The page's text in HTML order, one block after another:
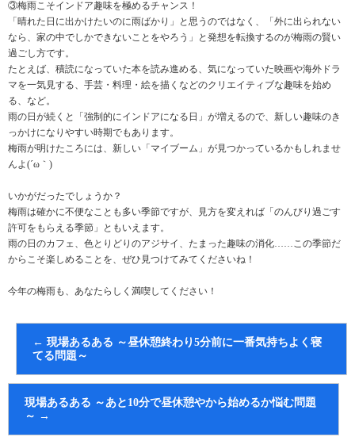
③梅雨こそインドア趣味を極めるチャンス！
「晴れた日に出かけたいのに雨ばかり」と思うのではなく、「外に出られない
なら、家の中でしかできないことをやろう」と発想を転換するのが梅雨の賢い
過ごし方です。
たとえば、積読になっていた本を読み進める、気になっていた映画や海外ドラ
マを一気見する、手芸・料理・絵を描くなどのクリエイティブな趣味を始め
る、など。
雨の日が続くと「強制的にインドアになる日」が増えるので、新しい趣味のき
っかけになりやすい時期でもあります。
梅雨が明けたころには、新しい「マイブーム」が見つかっているかもしれませ
んよ(´ω｀)
いかがだったでしょうか？
梅雨は確かに不便なことも多い季節ですが、見方を変えれば「のんびり過ごす
許可をもらえる季節」ともいえます。
雨の日のカフェ、色とりどりのアジサイ、たまった趣味の消化……この季節だ
からこそ楽しめることを、ぜひ見つけてみてくださいね！
今年の梅雨も、あなたらしく満喫してください！
← 現場あるある ～昼休憩終わり5分前に一番気持ちよく寝
てる問題～
現場あるある ～あと10分で昼休憩やから始めるか悩む問題
～ →